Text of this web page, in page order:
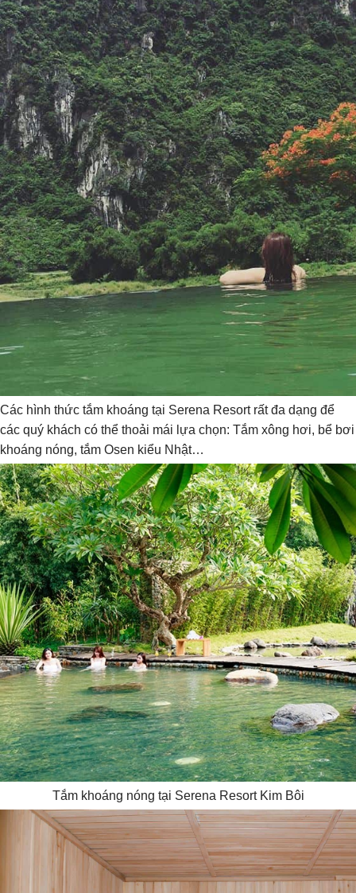
Các hình thức tắm khoáng tại Serena Resort rất đa dạng để
các quý khách có thể thoải mái lựa chọn: Tắm xông hơi, bể bơi
khoáng nóng, tắm Osen kiểu Nhật…
Tắm khoáng nóng tại Serena Resort Kim Bôi